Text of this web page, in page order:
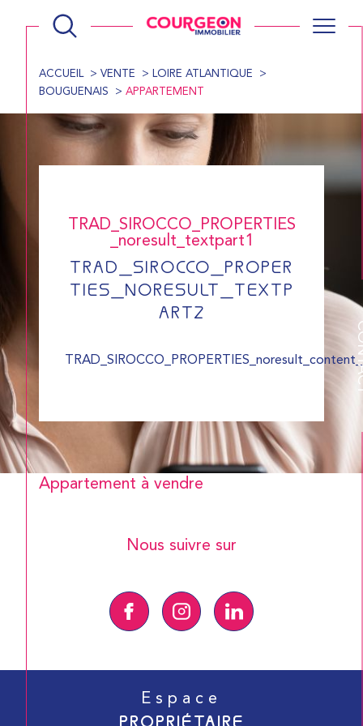
ACCUEIL VENTE
LOIRE ATLANTIQUE
BOUGUENAIS
APPARTEMENT
TRAD_SIROCCO_PROPERTIES
_noresult_textpart1
TRAD_SIROCCO_PROPER
TIES_NORESULT_TEXTP
ART2
Appartement à vendre
Nous suivre sur
Espace